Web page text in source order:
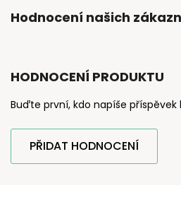
Hodnocení našich
HODNOCENÍ PRODUKTU
Buďte první, kdo napíše příspěvek
PŘIDAT HODNOCENÍ